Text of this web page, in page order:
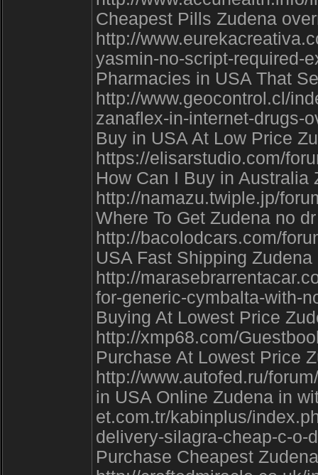
Cheapest Pills Zudena
http://
yasmin-no-script-required-
Pharmacies in USA That
http://www.geocontrol.cl/
zanaflex-in-internet-drugs-
Buy in USA At Low Price
https://elisarstudio.com/
How Can I Buy in Australia
http://namazu.twiple.jp/
Where To Get Zudena no
http://bacolodcars.com/
USA Fast Shipping
http://
for-generic-cymbalta-with-
Buying At Lowest Price
http://xmp68.com/
Purchase At Lowest Price
http://www.autofed.ru/
in USA Online Zudena in
et.com.tr/kabinplus/
delivery-silagra-cheap-c-o-
Purchase Cheapest